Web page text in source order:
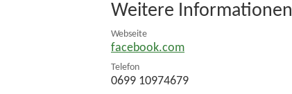
Weitere Informationen
Webseite
facebook.com
Telefon
0699 10974679